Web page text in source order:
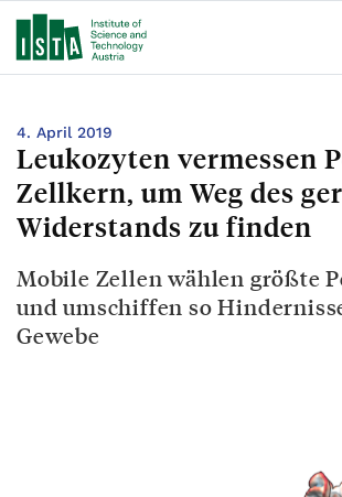
4. April 2019
Leukozyten vermessen
Zellkern, um Weg des
Widerstands zu finden
Mobile Zellen wählen größte
und umschiffen so
Gewebe